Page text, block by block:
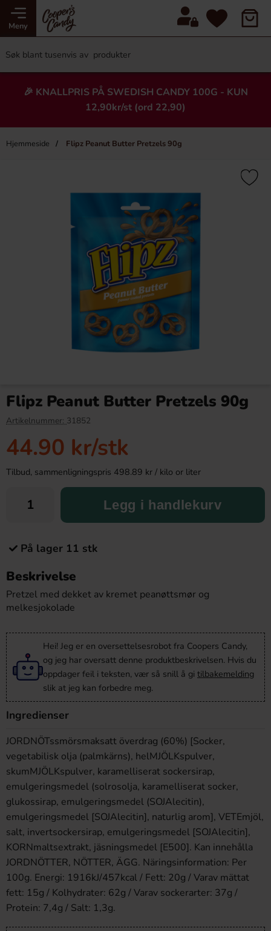
Meny
🎉 KNALLPRIS PÅ SWEDISH CANDY 100G - KUN
12,90kr/st (ord 22,90)
Hjemmeside Flipz Peanut Butter Pretzels 90g
Heading
×
Lollipops) 120g
Köp
2L
Flipz Peanut Butter Pretzels 90g
Artikelnummer: 31852
44.90 kr/stk
Tilbud, sammenligningspris 498.89 kr / kilo or liter
Legg i handlekurv
På lager 11 stk
Beskrivelse
Pretzel med dekket av kremet peanøttsmør og
melkesjokolade
Hei! Jeg er en oversettelsesrobot fra Coopers Candy,
og jeg har oversatt denne produktbeskrivelsen. Hvis du
oppdager feil i teksten, vær så snill å gi tilbakemelding
slik at jeg kan forbedre meg.
Ingredienser
JORDNÖTssmörsmaksatt överdrag (60%) [Socker,
vegetabilisk olja (palmkärns), helMJÖLKspulver,
skumMJÖLKspulver, karamelliserat sockersirap,
emulgeringsmedel (solrosolja, karamelliserat socker,
glukossirap, emulgeringsmedel (SOJAlecitin),
emulgeringsmedel [SOJAlecitin], naturlig arom], VETEmjöl,
salt, invertsockersirap, emulgeringsmedel [SOJAlecitin],
KORNmaltsextrakt, jäsningsmedel [E500]. Kan innehålla
JORDNÖTTER, NÖTTER, ÄGG. Näringsinformation: Per
100g. Energi: 1916kJ/457kcal / Fett: 20g / Varav mättat
fett: 15g / Kolhydrater: 62g / Varav sockerarter: 37g /
Protein: 7,4g / Salt: 1,3g.